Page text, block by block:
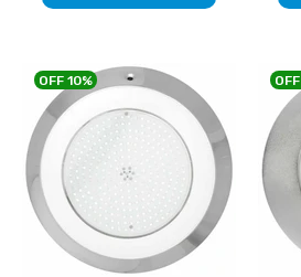
OFF 10% OFF